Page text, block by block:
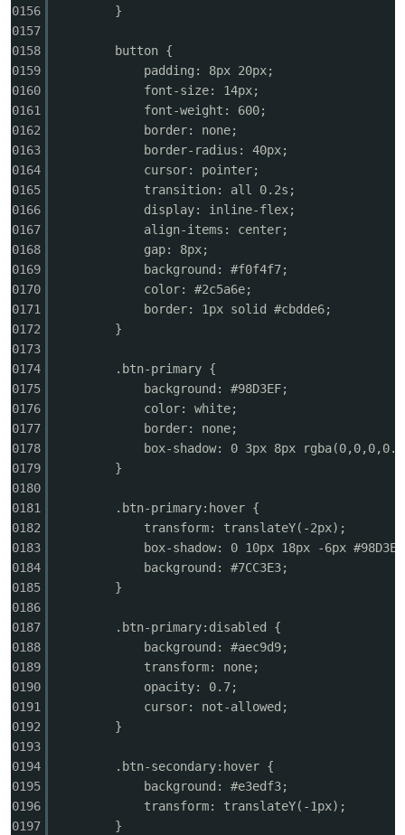
0156
0157
0158
0159
0160
0161
0162
0163
0164
0165
0166
0167
0168
0169
0170
0171
0172
0173
0174
0175
0176
0177
0178
0179
0180
0181
0182
0183
0184
0185
0186
0187
0188
0189
0190
0191
0192
0193
0194
0195
0196
0197
}
button {
padding: 8px 20px;
font-size: 14px;
font-weight: 600;
border: none;
border-radius: 40px;
cursor: pointer;
transition: all 0.2s;
display: inline-flex;
align-items: center;
gap: 8px;
background: #f0f4f7;
color: #2c5a6e;
border: 1px solid #cbdde6;
}
.btn-primary {
background: #98D3EF;
color: white;
border: none;
box-shadow: 0 3px 8px
}
.btn-primary:hover {
transform: translateY(-2px);
box-shadow: 0 10px 18px -6px
background: #7CC3E3;
}
.btn-primary:disabled {
background: #aec9d9;
transform: none;
opacity: 0.7;
cursor: not-allowed;
}
.btn-secondary:hover {
background: #e3edf3;
transform: translateY(-1px);
}